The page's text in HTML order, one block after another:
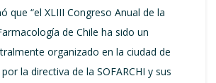
que “el XLIII Congreso Anual de la
de Chile ha sido un
organizado en la ciudad de
la directiva de la SOFARCHI y sus